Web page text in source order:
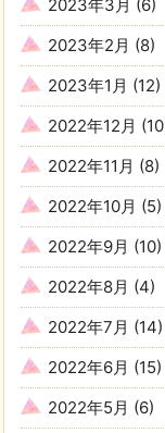
2023年3月 (6)
2023年2月 (8)
2023年1月 (12)
2022年12月
2022年11月 (8)
2022年10月 (5)
2022年9月 (10)
2022年8月 (4)
2022年7月 (14)
2022年6月 (15)
2022年5月 (6)